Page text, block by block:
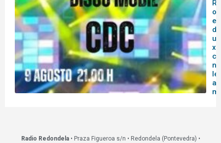
a
Radio Redondela• Praza Figueroa s/n • Redondela (Pontevedra) •